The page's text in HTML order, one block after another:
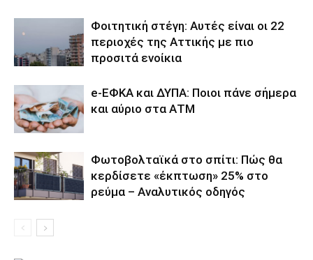
Φοιτητική στέγη: Aυτές είναι οι 22
περιοχές της Αττικής με πιο
προσιτά ενοίκια
e-ΕΦΚΑ και ΔΥΠΑ: Ποιοι πάνε σήμερα
και αύριο στα ΑΤΜ
Φωτοβολταϊκά στο σπίτι: Πώς θα
κερδίσετε «έκπτωση» 25% στο
ρεύμα – Αναλυτικός οδηγός